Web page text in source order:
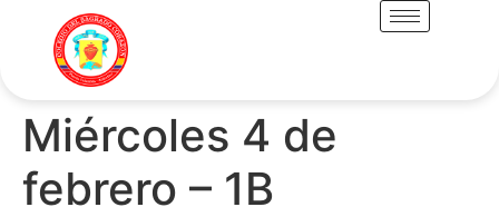
Miércoles 4 de
febrero – 1B